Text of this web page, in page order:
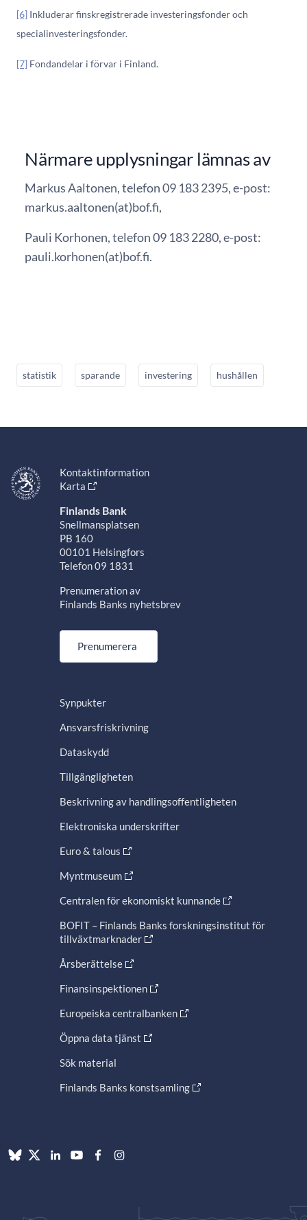
[6] Inkluderar finskregistrerade investeringsfonder och
specialinvesteringsfonder.
[7] Fondandelar i förvar i Finland.
Närmare upplysningar lämnas av
Markus Aaltonen, telefon 09 183 2395, e-post:
markus.aaltonen(at)bof.fi,
Pauli Korhonen, telefon 09 183 2280, e-post:
pauli.korhonen(at)bof.fi.
statistik sparande investering hushållen
Kontaktinformation
Karta
Finlands Bank
Snellmansplatsen
PB 160
00101 Helsingfors
Telefon 09 1831
Prenumeration av
Finlands Banks nyhetsbrev
Prenumerera
Synpukter
Ansvarsfriskrivning
Dataskydd
Tillgängligheten
Beskrivning av handlingsoffentligheten
Elektroniska underskrifter
Euro & talous
Myntmuseum
Centralen för ekonomiskt kunnande
BOFIT – Finlands Banks forskningsinstitut för
tillväxtmarknader
Årsberättelse
Finansinspektionen
Europeiska centralbanken
Öppna data tjänst
Sök material
Finlands Banks konstsamling